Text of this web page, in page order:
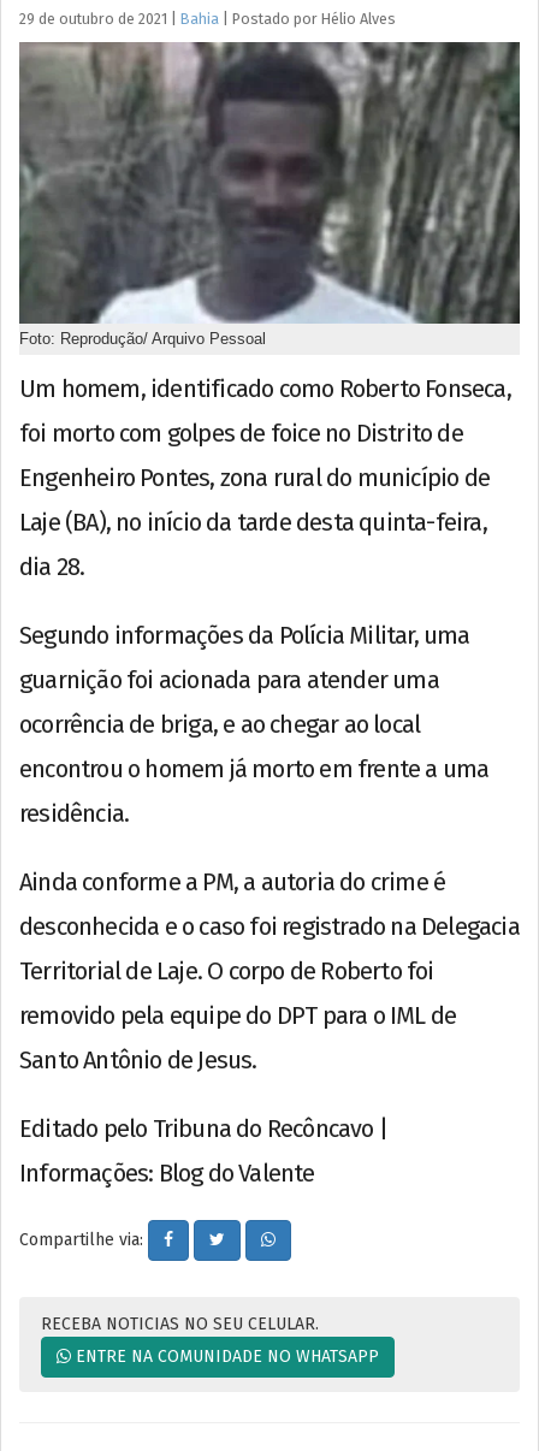
29 de outubro de 2021 Bahia Postado por Hélio Alves
Foto: Reprodução/ Arquivo Pessoal
Um homem, identificado como Roberto Fonseca,
foi morto com golpes de foice no Distrito de
Engenheiro Pontes, zona rural do município de
Laje (BA), no início da tarde desta quinta-feira,
dia 28.
Segundo informações da Polícia Militar, uma
guarnição foi acionada para atender uma
ocorrência de briga, e ao chegar ao local
encontrou o homem já morto em frente a uma
residência.
Ainda conforme a PM, a autoria do crime é
desconhecida e o caso foi registrado na Delegacia
Territorial de Laje. O corpo de Roberto foi
removido pela equipe do DPT para o IML de
Santo Antônio de Jesus.
Editado pelo Tribuna do Recôncavo |
Informações: Blog do Valente
Compartilhe via:
RECEBA NOTICIAS NO SEU CELULAR.
ENTRE NA COMUNIDADE NO WHATSAPP